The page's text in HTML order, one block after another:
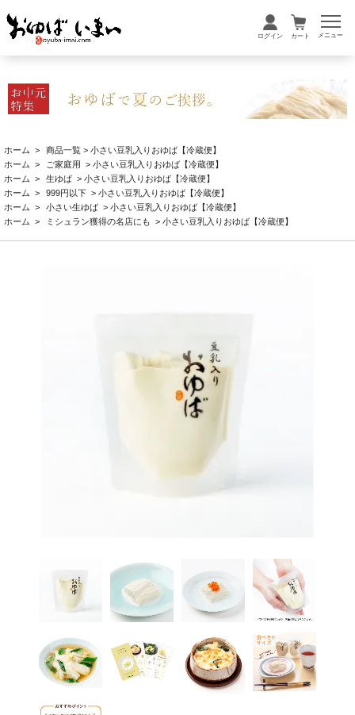
ログイン カート メニュー
ホーム > 商品一覧 > 小さい豆乳入りおゆば【冷蔵便】
ホーム > ご家庭用 > 小さい豆乳入りおゆば【冷蔵便】
ホーム > 生ゆば > 小さい豆乳入りおゆば【冷蔵便】
ホーム > 999円以下 > 小さい豆乳入りおゆば【冷蔵便】
ホーム > 小さい生ゆば > 小さい豆乳入りおゆば【冷蔵便】
ホーム > ミシュラン獲得の名店にも > 小さい豆乳入りおゆば【冷蔵便】